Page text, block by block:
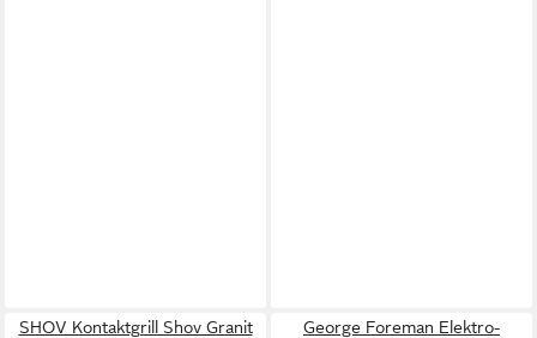
SHOV Kontaktgrill Shov Granit
George Foreman Elektro-